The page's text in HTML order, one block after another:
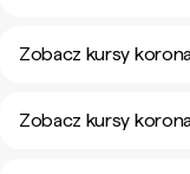
Zobacz kursy
Zobacz kursy